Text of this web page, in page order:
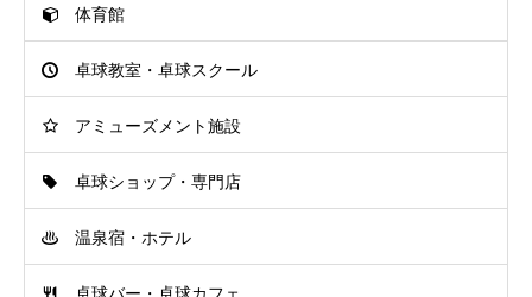
体育館
卓球教室・卓球スクール
アミューズメント施設
卓球ショップ・専門店
温泉宿・ホテル